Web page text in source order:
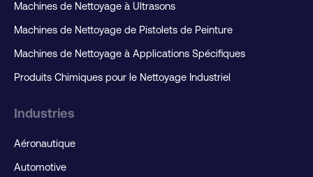
Machines de Nettoyage à Ultrasons
Machines de Nettoyage de Pistolets de Peinture
Machines de Nettoyage à Applications Spécifiques
Produits Chimiques pour le Nettoyage Industriel
Industries
Aéronautique
Automotive